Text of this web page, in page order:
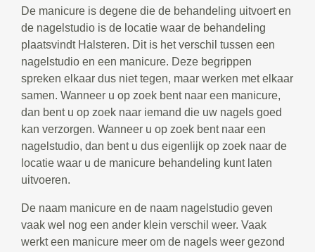
De manicure is degene die de behandeling uitvoert en
de nagelstudio is de locatie waar de behandeling
plaatsvindt Halsteren. Dit is het verschil tussen een
nagelstudio en een manicure. Deze begrippen
spreken elkaar dus niet tegen, maar werken met elkaar
samen. Wanneer u op zoek bent naar een manicure,
dan bent u op zoek naar iemand die uw nagels goed
kan verzorgen. Wanneer u op zoek bent naar een
nagelstudio, dan bent u dus eigenlijk op zoek naar de
locatie waar u de manicure behandeling kunt laten
uitvoeren.
De naam manicure en de naam nagelstudio geven
vaak wel nog een ander klein verschil weer. Vaak
werkt een manicure meer om de nagels weer gezond